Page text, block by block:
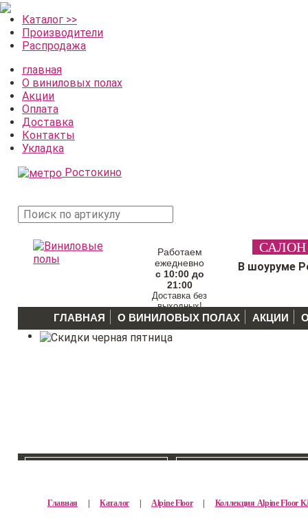
Каталог >>
Производители
Распродажа
главная
О виниловых полах
Акции
Оплата
Доставка
Контакты
Укладка
Ростокино
товара
Работаем
ежедневно
с 10:00 до
21:00
Доставка без
выходных!
В шоуруме
ГЛАВНАЯ О ВИНИЛОВЫХ ПОЛАХ АКЦИИ
Главная Каталог Alpine Floor Коллекция Alpine Floor